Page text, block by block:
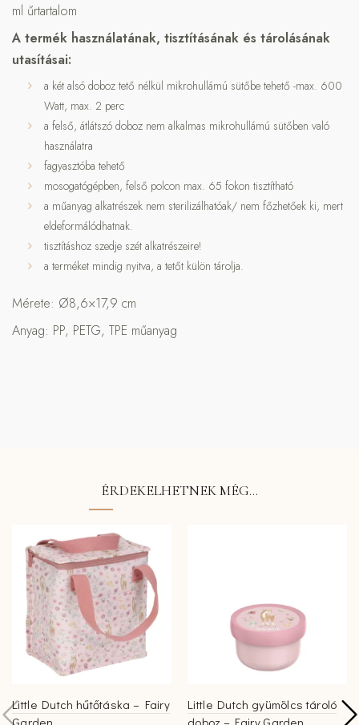
ml űrtartalom
A termék használatának, tisztításának és tárolásának
utasításai:
a két alsó doboz tető nélkül mikrohullámú sütőbe tehető -max. 600
Watt, max. 2 perc
a felső, átlátszó doboz nem alkalmas mikrohullámú sütőben való
használatra
fagyasztóba tehető
mosogatógépben, felső polcon max. 65 fokon tisztítható
a műanyag alkatrészek nem sterilizálhatóak/ nem főzhetőek ki, mert
eldeformálódhatnak.
tisztításhoz szedje szét alkatrészeire!
a terméket mindig nyitva, a tetőt külön tárolja.
Mérete: Ø8,6×17,9 cm
Anyag: PP, PETG, TPE műanyag
ÉRDEKELHETNEK MÉG…
Little Dutch hűtőtáska – Fairy
Little Dutch gyümölcs tároló